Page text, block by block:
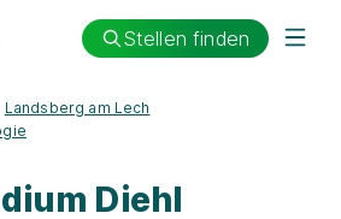
Stellen finden
Landsberg am Lech
Diehl